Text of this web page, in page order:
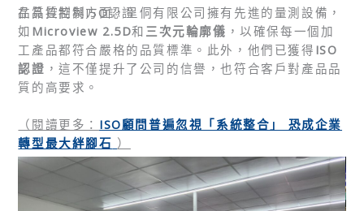
品質控制與ISO認證
在品質控制方面，呈侗有限公司擁有先進的量測設備，
如 Microview 2.5D和 三次元輪廓儀 ，以確保每一個加
工產品都符合嚴格的品質標準。此外，他們已獲得 ISO
認證 ，這不僅提升了公司的信譽，也符合客戶對產品品
質的高要求。
（閱讀更多： ISO顧問普遍忽視「系統整合」 恐成企業
轉型最大絆腳石 ）